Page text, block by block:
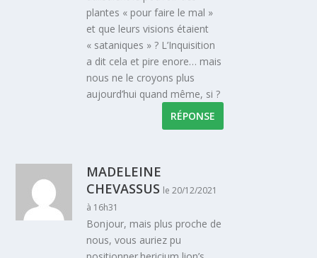
plantes « pour faire le mal »
et que leurs visions étaient
« sataniques » ? L’Inquisition
a dit cela et pire enore… mais
nous ne le croyons plus
aujourd’hui quand même, si ?
RÉPONSE
MADELEINE
CHEVASSUS le 20/12/2021
à 16h31
Bonjour, mais plus proche de
nous, vous auriez pu